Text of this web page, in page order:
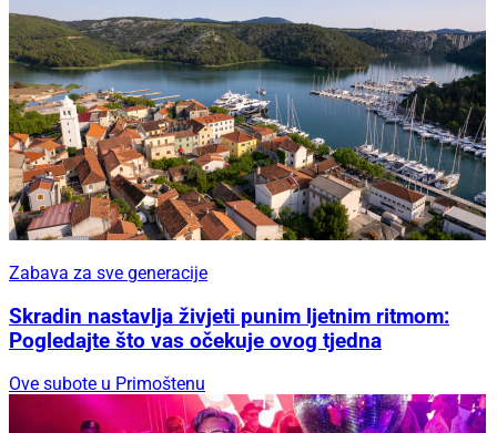
Zabava za sve generacije
Skradin nastavlja živjeti punim ljetnim ritmom:
Pogledajte što vas očekuje ovog tjedna
Ove subote u Primoštenu